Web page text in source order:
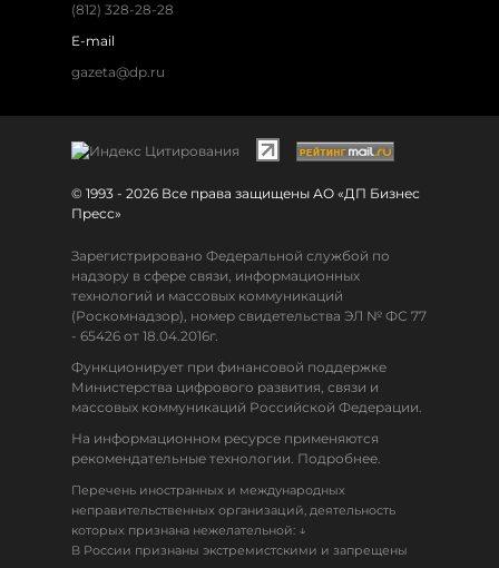
(812) 328-28-28
E-mail
gazeta@dp.ru
© 1993 - 2026 Все права защищены АО «ДП Бизнес
Пресс»
Зарегистрировано Федеральной службой по
надзору в сфере связи, информационных
технологий и массовых коммуникаций
(Роскомнадзор), номер свидетельства ЭЛ № ФС 77
- 65426 от 18.04.2016г.
Функционирует при финансовой поддержке
Министерства цифрового развития, связи и
массовых коммуникаций Российской Федерации.
На информационном ресурсе применяются
рекомендательные технологии. Подробнее.
Перечень иностранных и международных
неправительственных организаций, деятельность
которых признана нежелательной: ↓
В России признаны экстремистскими и запрещены